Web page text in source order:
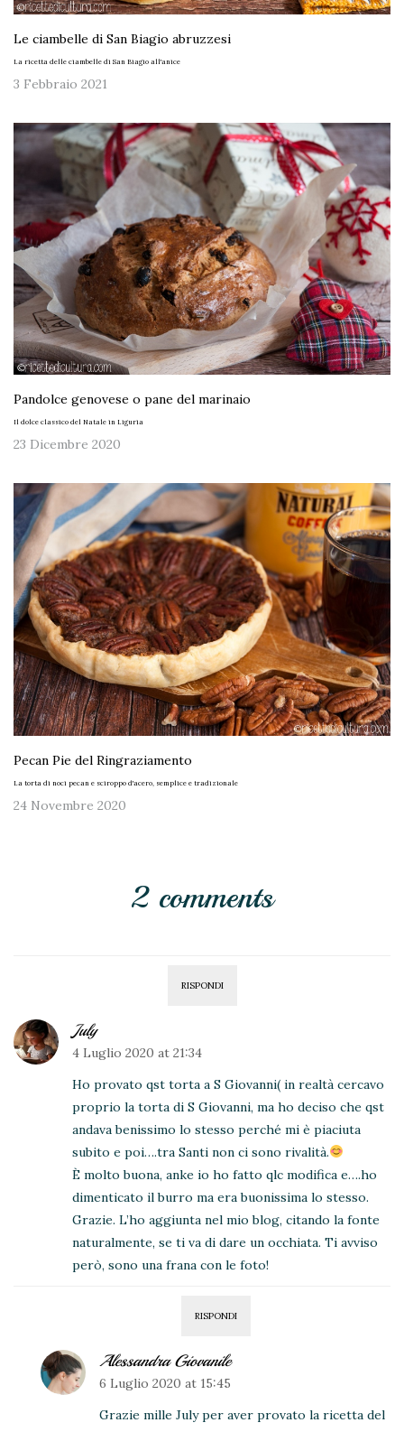
Le ciambelle di San Biagio abruzzesi
La ricetta delle ciambelle di San Biagio all'anice
3 Febbraio 2021
Pandolce genovese o pane del marinaio
Il dolce classico del Natale in Liguria
23 Dicembre 2020
Pecan Pie del Ringraziamento
La torta di noci pecan e sciroppo d'acero, semplice e tradizionale
24 Novembre 2020
2 comments
RISPONDI
July
4 Luglio 2020 at 21:34
Ho provato qst torta a S Giovanni( in realtà cercavo
proprio la torta di S Giovanni, ma ho deciso che qst
andava benissimo lo stesso perché mi è piaciuta
subito e poi….tra Santi non ci sono rivalità.
È molto buona, anke io ho fatto qlc modifica e….ho
dimenticato il burro ma era buonissima lo stesso.
Grazie. L’ho aggiunta nel mio blog, citando la fonte
naturalmente, se ti va di dare un occhiata. Ti avviso
però, sono una frana con le foto!
RISPONDI
Alessandra Giovanile
6 Luglio 2020 at 15:45
Grazie mille July per aver provato la ricetta del